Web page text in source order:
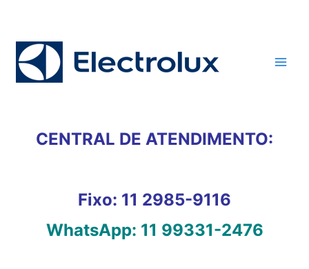
conteúdo
CENTRAL DE ATENDIMENTO:
Fixo: 11 2985-9116
WhatsApp: 11 99331-2476